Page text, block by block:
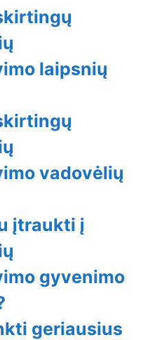
laipsnių
vadovėlių
įtraukti į
gyvenimo
geriausius